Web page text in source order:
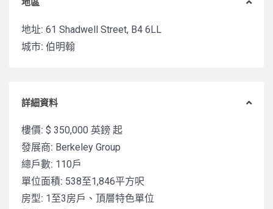
地區
地址: 61 Shadwell Street, B4 6LL
城市: 伯明翰
詳細資料
樓價: $ 350,000 英鎊 起
發展商: Berkeley Group
總戶數: 110戶
單位面積: 538至1,846平方呎
房型: 1至3房戶、頂層特色單位